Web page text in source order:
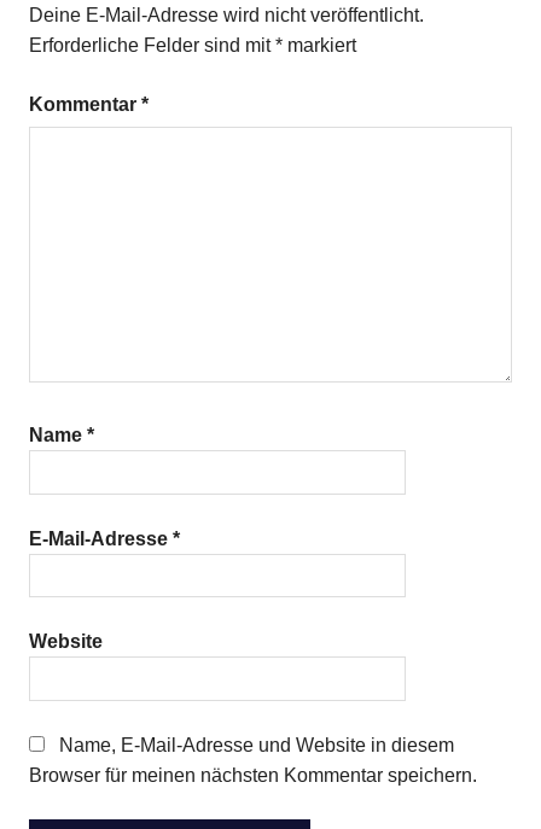
Deine E-Mail-Adresse wird nicht veröffentlicht.
Erforderliche Felder sind mit* markiert
Kommentar *
Name *
E-Mail-Adresse *
Website
Name, E-Mail-Adresse und Website in diesem
Browser für meinen nächsten Kommentar speichern.